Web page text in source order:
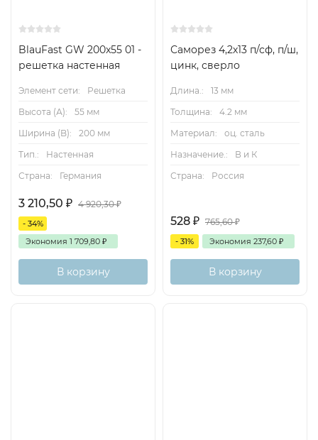
BlauFast GW 200x55 01 -
решетка настенная
Элемент сети:
Решетка
Высота (А):
55 мм
Ширина (B):
200 мм
Тип.:
Настенная
Страна:
Германия
3 210,50 ₽ 4 920,30₽
- 34%
Экономия 1 709,80 ₽
В корзину
Саморез 4,2х13 п/сф, п/ш,
цинк, сверло
Длина.:
13 мм
Толщина:
4.2 мм
Материал:
оц. сталь
Назначение.:
В и К
Страна:
Россия
528 ₽ 765,60₽
- 31% Экономия 237,60 ₽
В корзину